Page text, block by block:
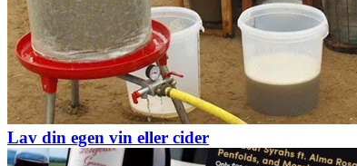
Lav din egen vin eller cider